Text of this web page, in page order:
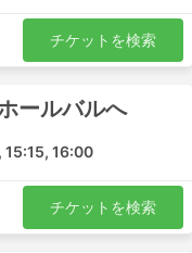
います。
発車予定時刻の数時間
それほど時間はかか
も超過料金はそれほ
鉄道のチケットに比
。チケットのクラス
チケットを検索
ールバルへ
15:15, 16:00
チケットを検索